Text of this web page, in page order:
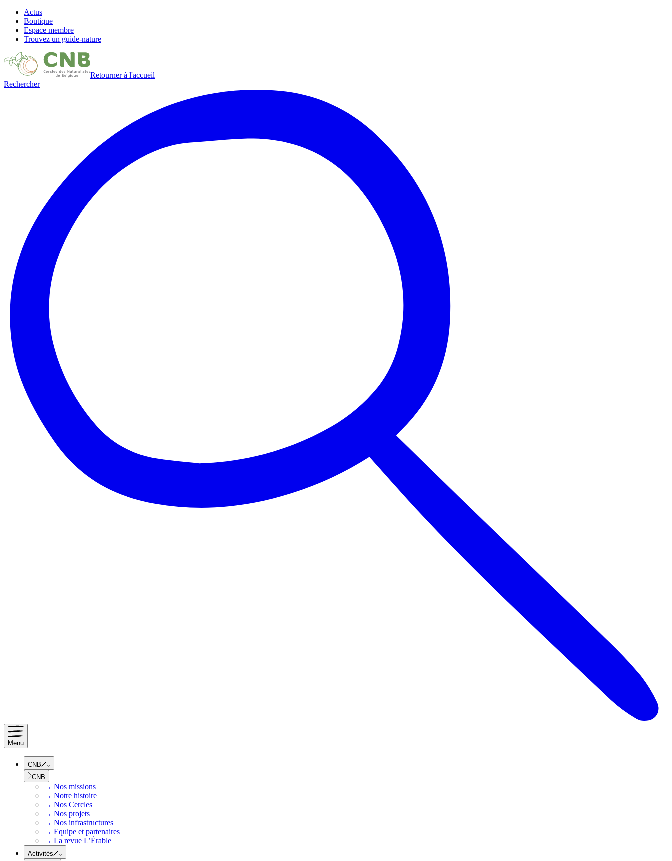
Actus
Boutique
Espace membre
Trouvez un guide-nature
Retourner à l'accueil
Rechercher
Menu
CNB
CNB
→ Nos missions
→ Notre histoire
→ Nos Cercles
→ Nos projets
→ Nos infrastructures
→ Equipe et partenaires
→ La revue L’Érable
Activités